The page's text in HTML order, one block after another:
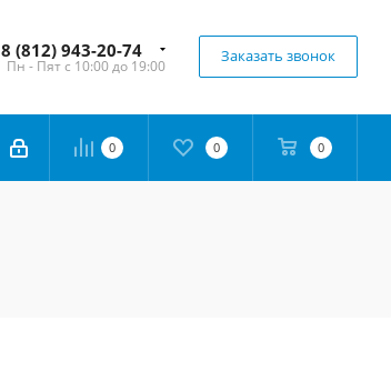
8 (812) 943-20-74
Пн - Пят с 10:00 до 19:00
Заказать звонок
0 0 0